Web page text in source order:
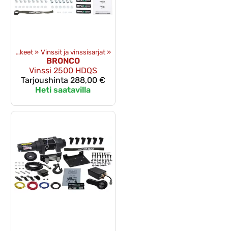
Vinssit ja -tarvikkeet ‪» Vinssit ja vinssisarjat ‪»
BRONCO
Vinssi 2500 HDQS
Tarjoushinta 288,00 €
Heti saatavilla